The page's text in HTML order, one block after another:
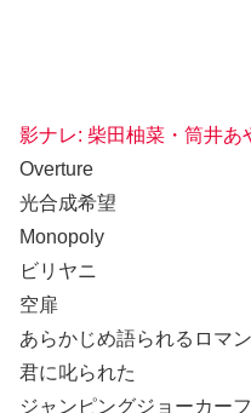
影ナレ: 柴田柚菜・筒井あ
Overture
光合成希望
Monopoly
ビリヤニ
空扉
あらかじめ語られるロマ
君に叱られた
ジャンピングジョーカー